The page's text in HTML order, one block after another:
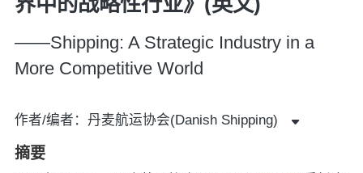
——Shipping: A Strategic Industry in a
More Competitive World
作者/编者：丹麦航运协会(Danish Shipping)
摘要